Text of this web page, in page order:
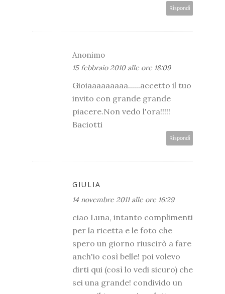
Rispondi
Anonimo
15 febbraio 2010 alle ore 18:09
Gioiaaaaaaaaa......accetto il tuo
invito con grande grande
piacere.Non vedo l'ora!!!!!
Baciotti
Rispondi
GIULIA
14 novembre 2011 alle ore 16:29
ciao Luna, intanto complimenti
per la ricetta e le foto che
spero un giorno riuscirò a fare
anch'io così belle! poi volevo
dirti qui (così lo vedi sicuro) che
sei una grande! condivido un